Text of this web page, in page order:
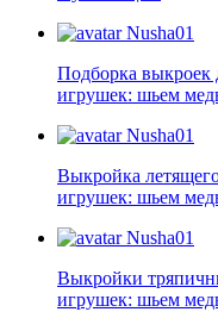
Nusha01
Подборка выкроек
игрушек: шьем
Nusha01
Выкройка
игрушек: шьем
Nusha01
Выкройки
игрушек: шьем